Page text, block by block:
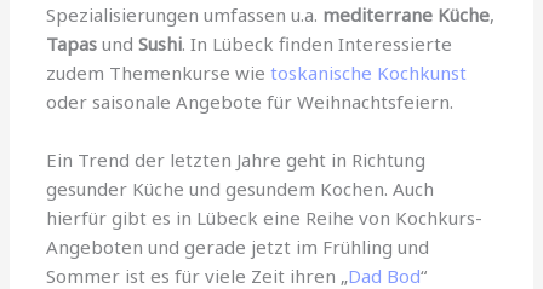
Spezialisierungen umfassen u.a. mediterrane Küche,
Tapas undSushi. In Lübeck finden Interessierte
zudem Themenkurse wietoskanische Kochkunst
oder saisonale Angebote für Weihnachtsfeiern.
Ein Trend der letzten Jahre geht in Richtung
gesunder Küche und gesundem Kochen. Auch
hierfür gibt es in Lübeck eine Reihe von Kochkurs-
Angeboten und gerade jetzt im Frühling und
Sommer ist es für viele Zeit ihren „Dad Bod“